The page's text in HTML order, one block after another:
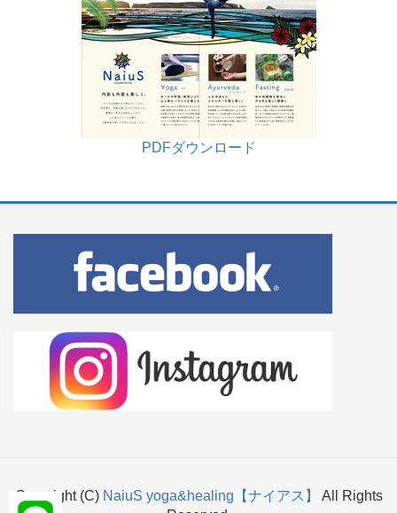
PDFダウンロード
Copyright (C) NaiuS yoga&healing【ナイアス】 All Rights